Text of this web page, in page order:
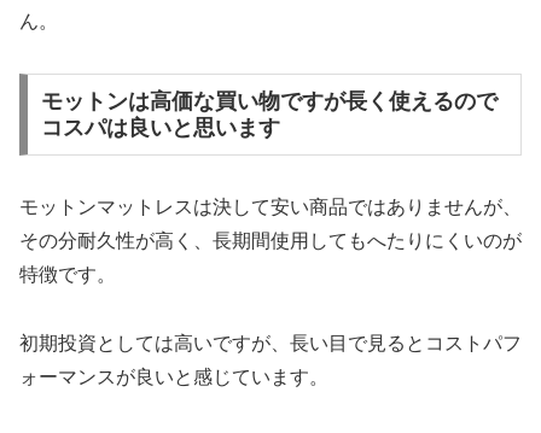
ん。
モットンは高価な買い物ですが長く使えるので
コスパは良いと思います
モットンマットレスは決して安い商品ではありませんが、
その分耐久性が高く、長期間使用してもへたりにくいのが
特徴です。
初期投資としては高いですが、長い目で見るとコストパフ
ォーマンスが良いと感じています。